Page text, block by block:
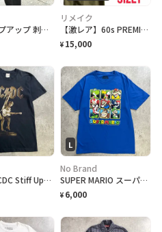
古着 ジップアップ 刺繍 キューバシャツ デザインシャツ 半袖シャツ
リメイク
【激レア】60s PREMIER ANTISTYLE カスタムワークシャツ【SIZE F】
¥ 15,000
00年代 ACDC Stiff Upper Lip ユーロツアーTシャツ バンドTシャツ メンズS相当 古着 00s Y2K VINTAGE ヴィンテージ アンガス・ヤング バンT シングルステッチ 黒
L
No Brand
SUPER MARIO スーパーマリオ キャラクターTシャツ メンズL 古着 2021年公式オフィシャルプリント 任天堂 ゲームTシャツ 青色
¥ 6,000